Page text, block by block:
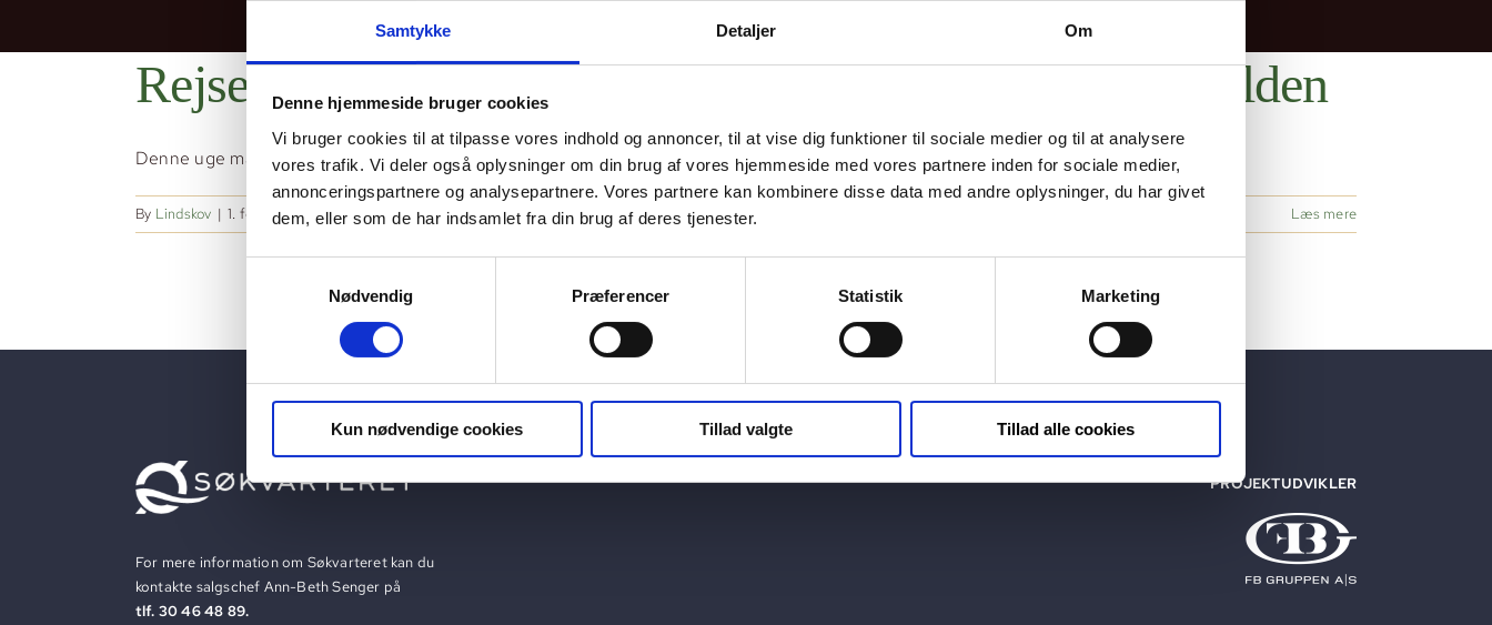
Samtykke Detaljer Om
Denne hjemmeside bruger cookies
Vi bruger cookies til at tilpasse vores indhold og annoncer, til at vise dig funktioner til sociale medier og til at analysere
vores trafik. Vi deler også oplysninger om din brug af vores hjemmeside med vores partnere inden for sociale medier,
annonceringspartnere og analysepartnere. Vores partnere kan kombinere disse data med andre oplysninger, du har givet
dem, eller som de har indsamlet fra din brug af deres tjenester.
Nødvendig
Præferencer Statistik Marketing
Kun nødvendige cookies Tillad valgte Tillad alle cookies
Rejsegilde for 215 etageboliger og 27 rækkehuse i Hylden
Denne uge markerede vi årets første rejsegilde i Søkvarteret – [...]
By Lindskov | 1. februar 2024 | Rejsegilde | Kommentarer lukkettil
for
215
rækkehuse
i
Læs mere
For mere information om Søkvarteret kan du
kontakte salgschef Ann-Beth Senger på
tlf. 30 46 48 89.
PROJEKTUDVIKLER